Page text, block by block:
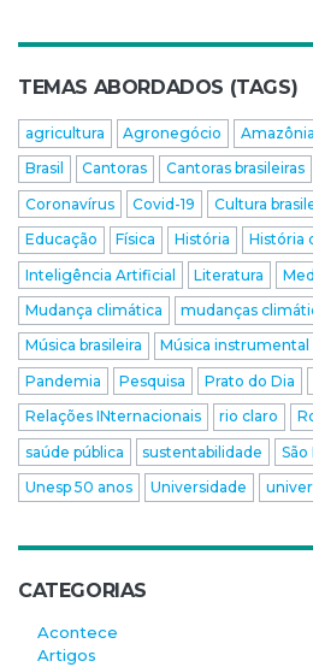
TEMAS ABORDADOS (TAGS)
agricultura Agronegócio Amazônia
Brasil
Cantoras Cantoras brasileiras
Coronavírus
Covid-19 Cultura
Educação
Física História
História
Inteligência Artificial
Literatura
Mudança climática
mudanças
Música brasileira
Música instrumental
Pandemia
Pesquisa Prato do Dia
Relações INternacionais
rio claro
saúde pública
sustentabilidade São
Unesp 50 anos
Universidade
CATEGORIAS
Acontece
Artigos